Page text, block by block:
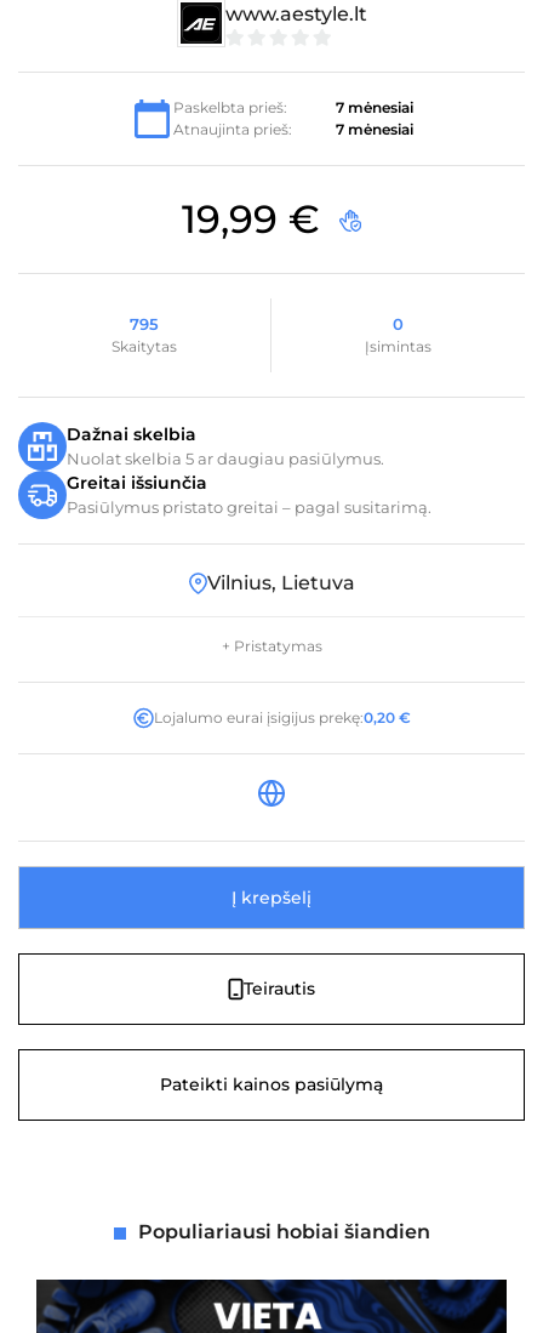
www.aestyle.lt
5
Paskelbta prieš:
7 mėnesiai
Atnaujinta prieš:
7 mėnesiai
19,99 €
795
Skaitytas
0
Įsimintas
Dažnai skelbia
Nuolat skelbia 5 ar daugiau pasiūlymus.
Greitai išsiunčia
Pasiūlymus pristato greitai – pagal susitarimą.
Vilnius, Lietuva
+ Pristatymas
Lojalumo eurai įsigijus prekę:0,20 €
Į krepšelį
Teirautis
Pateikti kainos pasiūlymą
Populiariausi hobiai šiandien